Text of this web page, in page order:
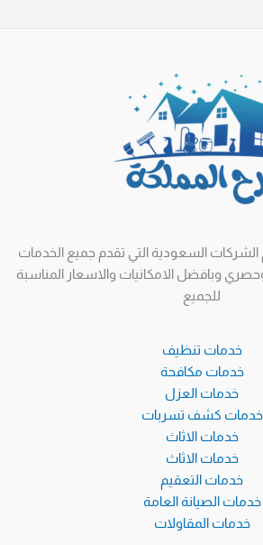
السعودية التي تقدم جميع الخدمات
وبافضل الامكانيات والاسعار المناسبة
للجميع
خدمات تنظيف
خدمات مكافحة
خدمات العزل
خدمات كشف تسربات
خدمات الاثاث
خدمات الاثاث
خدمات التعقيم
خدمات الصيانة العامة
خدمات المقاولات